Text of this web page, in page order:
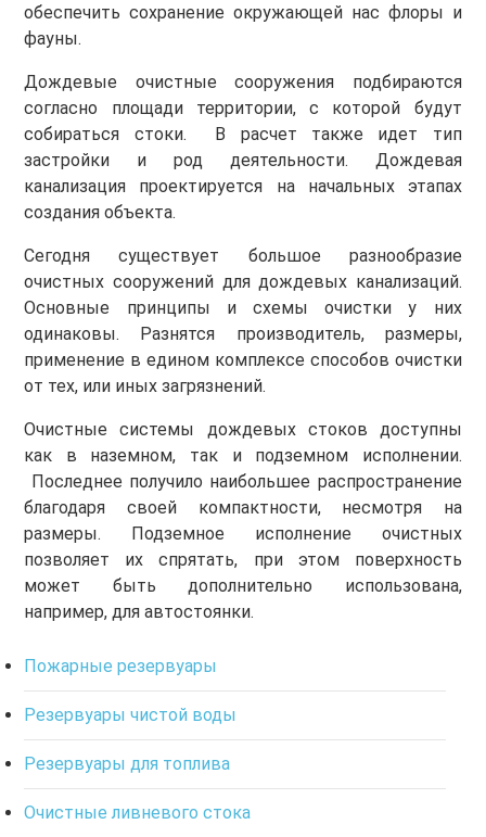
Пожарные резервуары
Резервуары чистой воды
Резервуары для топлива
Очистные ливневого стока
обеспечить сохранение окружающей нас флоры и
фауны.
Дождевые очистные сооружения подбираются
согласно площади территории, с которой будут
собираться стоки. В расчет также идет тип
застройки и род деятельности. Дождевая
канализация проектируется на начальных этапах
создания объекта.
Сегодня существует большое разнообразие
очистных сооружений для дождевых канализаций.
Основные принципы и схемы очистки у них
одинаковы. Разнятся производитель, размеры,
применение в едином комплексе способов очистки
от тех, или иных загрязнений.
Очистные системы дождевых стоков доступны
как в наземном, так и подземном исполнении.
Последнее получило наибольшее распространение
благодаря своей компактности, несмотря на
размеры. Подземное исполнение очистных
позволяет их спрятать, при этом поверхность
может быть дополнительно использована,
например, для автостоянки.